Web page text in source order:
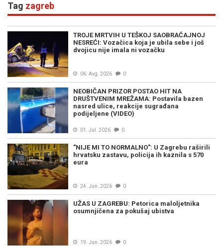
Tag zagreb
TROJE MRTVIH U TEŠKOJ SAOBRAĆAJNOJ
NESREĆI: Vozačica koja je ubila sebe i još
dvojicu nije imala ni vozačku
06. Avg. 2026 0
NEOBIČAN PRIZOR POSTAO HIT NA
DRUŠTVENIM MREŽAMA: Postavila bazen
nasred ulice, reakcije sugrađana
podijeljene (VIDEO)
01. Jul. 2026 0
"NIJE MI TO NORMALNO": U Zagrebu raširili
hrvatsku zastavu, policija ih kaznila s 570
eura
24. Jun. 2026 0
UŽAS U ZAGREBU: Petorica maloljetnika
osumnjičena za pokušaj ubistva
19. Jun. 2026 0